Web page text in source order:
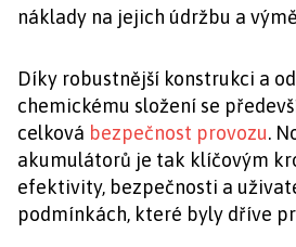
náklady na jejich údržbu a
Díky robustnější konstrukci a
chemickému složení se
celková bezpečnost provozu.
akumulátorů je tak klíčovým
efektivity, bezpečnosti a
podmínkách, které byly dříve